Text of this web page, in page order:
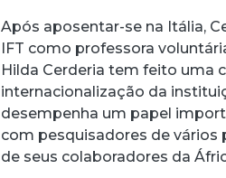
Após aposentar-se na Itália,
IFT como professora
Hilda Cerderia tem feito uma
internacionalização da
desempenha um papel
com pesquisadores de vários
de seus colaboradores da